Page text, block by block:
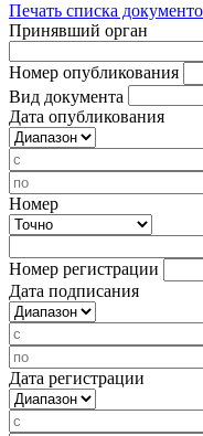
Печать списка
Принявший орган
Номер опубликования
Вид документа
Дата опубликования
Номер
Номер регистрации
Дата подписания
Дата регистрации